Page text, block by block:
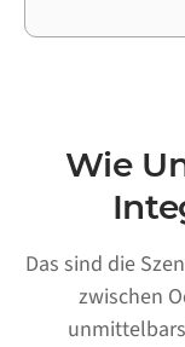
Wie
Das sind die
zwischen